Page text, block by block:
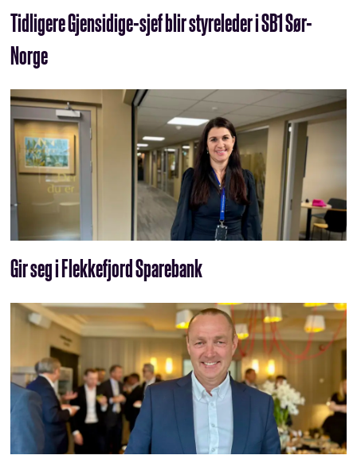
Tidligere Gjensidige-sjef blir styreleder i SB1 Sør-
Norge
Gir seg i Flekkefjord Sparebank